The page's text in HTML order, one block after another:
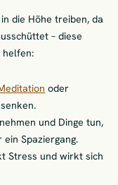
die Höhe treiben, da
– diese
helfen:
oder
und Dinge tun,
Spaziergang.
Stress und wirkt sich